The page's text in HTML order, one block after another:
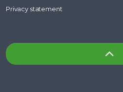
Privacy statement